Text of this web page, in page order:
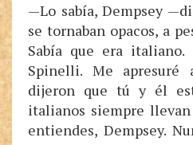
—Lo sabía, Dempsey
se tornaban opacos, a
Sabía que era
Spinelli. Me apresuré
dijeron que tú y él
italianos siempre
entiendes, Dempsey.